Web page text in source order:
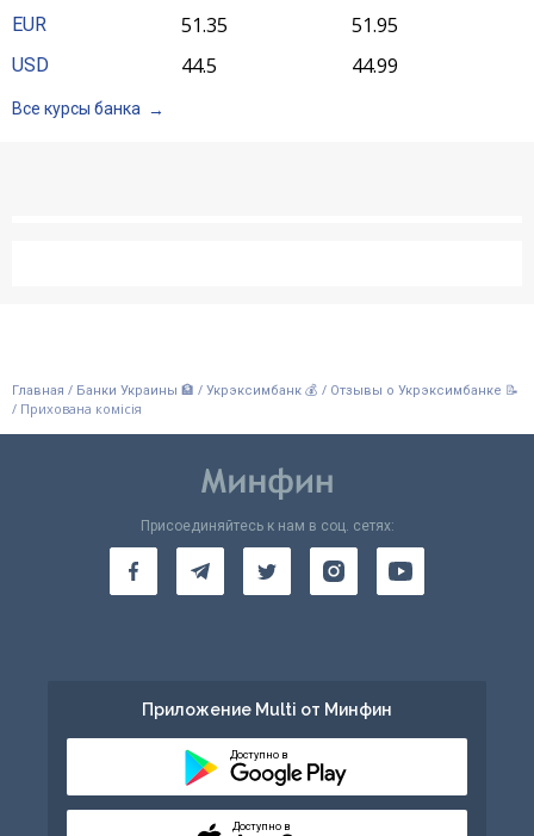
EUR
51.35 51.95
USD 44.5 44.99
Все курсы банка
Главная / Банки Украины 🏦 / Укрэксимбанк 💰 / Отзывы о Укрэксимбанке 📝
/ Прихована комісія
Присоединяйтесь к нам в соц. сетях:
Приложение Multi от Минфин
Доступно в
Доступно в